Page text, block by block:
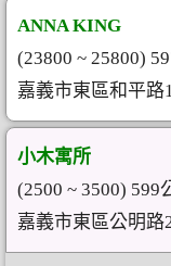
ANNA KING
(23800 ~ 25800)
嘉義市東區和平路
小木寓所
(2500 ~ 3500) 599
嘉義市東區公明路